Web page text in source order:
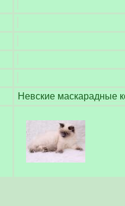
Невские маскарадные